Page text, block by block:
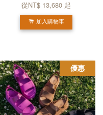
從NT$ 13,680 起
加入購物車
優惠